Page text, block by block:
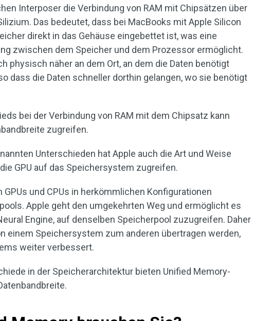
Interposer die Verbindung von RAM mit Chipsätzen über
Das bedeutet, dass bei MacBooks mit Apple Silicon
direkt in das Gehäuse eingebettet ist, was eine
zwischen dem Speicher und dem Prozessor ermöglicht.
physisch näher an dem Ort, an dem die Daten benötigt
dass die Daten schneller dorthin gelangen, wo sie benötigt
bei der Verbindung von RAM mit dem Chipsatz kann
zugreifen.
Unterschieden hat Apple auch die Art und Weise
GPU auf das Speichersystem zugreifen.
GPUs und CPUs in herkömmlichen Konfigurationen
Apple geht den umgekehrten Weg und ermöglicht es
Engine, auf denselben Speicherpool zuzugreifen. Daher
einem Speichersystem zum anderen übertragen werden,
weiter verbessert.
in der Speicherarchitektur bieten Unified Memory-